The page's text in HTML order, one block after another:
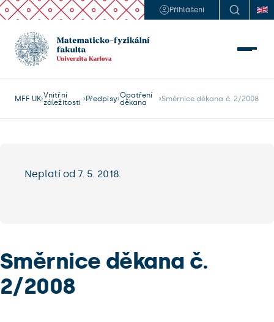
Přihlášení
MFF UK Vnitřní
záležitosti
Předpisy Opatření
děkana
Směrnice děkana č. 2/2008
Neplatí od 7. 5. 2018.
Směrnice děkana č.
2/2008